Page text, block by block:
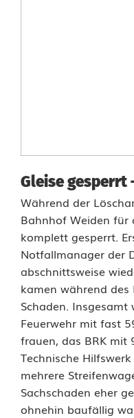
Gleise gesperrt
Während der
Bahnhof Weiden für
komplett gesperrt.
Notfallmanager der
abschnittsweise
kamen während des
Schaden.
Feuerwehr mit fast
frauen, das BRK mit
Technische
mehrere
Sachschaden eher
ohnehin baufällig